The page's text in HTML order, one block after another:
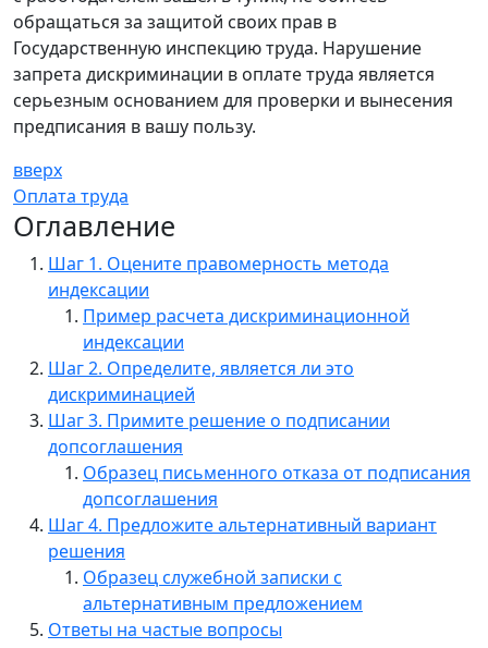
обращаться за защитой своих прав в
Государственную инспекцию труда. Нарушение
запрета дискриминации в оплате труда является
серьезным основанием для проверки и вынесения
предписания в вашу пользу.
вверх
Оплата труда
Оглавление
Шаг 1. Оцените правомерность метода
индексации
Пример расчета дискриминационной
индексации
Шаг 2. Определите, является ли это
дискриминацией
Шаг 3. Примите решение о подписании
допсоглашения
Образец письменного отказа от подписания
допсоглашения
Шаг 4. Предложите альтернативный вариант
решения
Образец служебной записки с
альтернативным предложением
Ответы на частые вопросы